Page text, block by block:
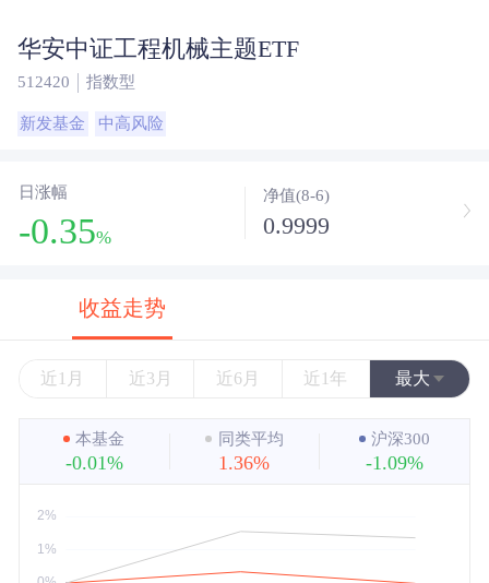
华安中证工程机械主题ETF
512420 指数型
新发基金 中高风险
日涨幅
-0.35%
净值(8-6)
0.9999
收益走势
近1月 近3月 近6月 近1年 最大
近3年
近5年
最大
本基金
-0.01%
同类平均
1.36%
沪深300
-1.09%